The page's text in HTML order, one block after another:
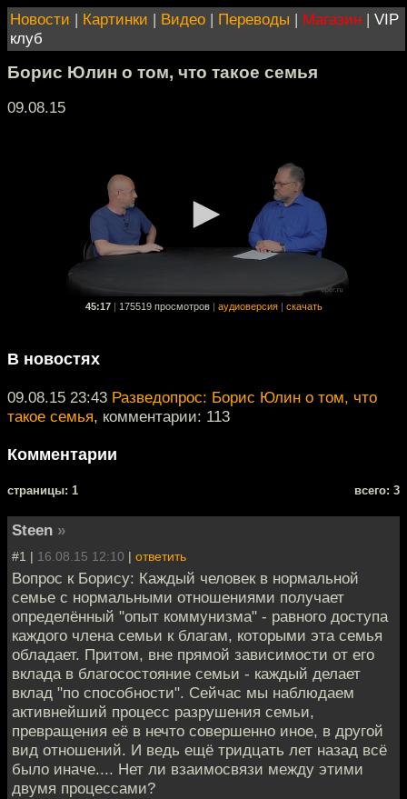
Новости | Картинки | Видео | Переводы | Магазин | VIP
клуб
Борис Юлин о том, что такое семья
09.08.15
45:17 175519 просмотров аудиоверсия скачать
В новостях
09.08.15 23:43 Разведопрос: Борис Юлин о том, что
такое семья, комментарии: 113
Комментарии
cтраницы: 1 всего: 3
Steen »
#1 | 16.08.15 12:10 | ответить
Вопрос к Борису: Каждый человек в нормальной
семье с нормальными отношениями получает
определённый "опыт коммунизма" - равного доступа
каждого члена семьи к благам, которыми эта семья
обладает. Притом, вне прямой зависимости от его
вклада в благосостояние семьи - каждый делает
вклад "по способности". Сейчас мы наблюдаем
активнейший процесс разрушения семьи,
превращения её в нечто совершенно иное, в другой
вид отношений. И ведь ещё тридцать лет назад всё
было иначе.... Нет ли взаимосвязи между этими
двумя процессами?